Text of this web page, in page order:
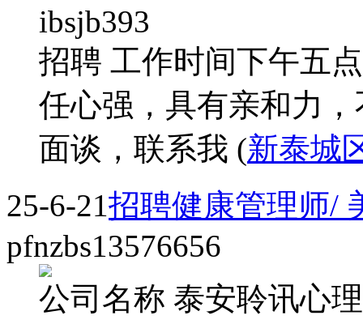
ibsjb393
招聘 工作时间下午五
任心强，具有亲和力
面谈，联系我 (新泰城
25-6-21招聘健康管理师/
pfnzbs13576656
公司名称 泰安聆讯心